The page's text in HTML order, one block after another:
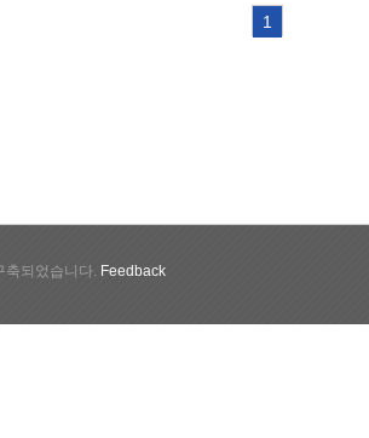
1
축되었습니다. Feedback